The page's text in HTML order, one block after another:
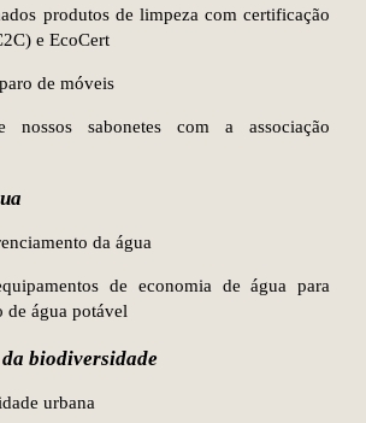
produtos de limpeza com certificação
e EcoCert
de móveis
nossos sabonetes com a associação
da água
de economia de água para
de água potável
biodiversidade
urbana